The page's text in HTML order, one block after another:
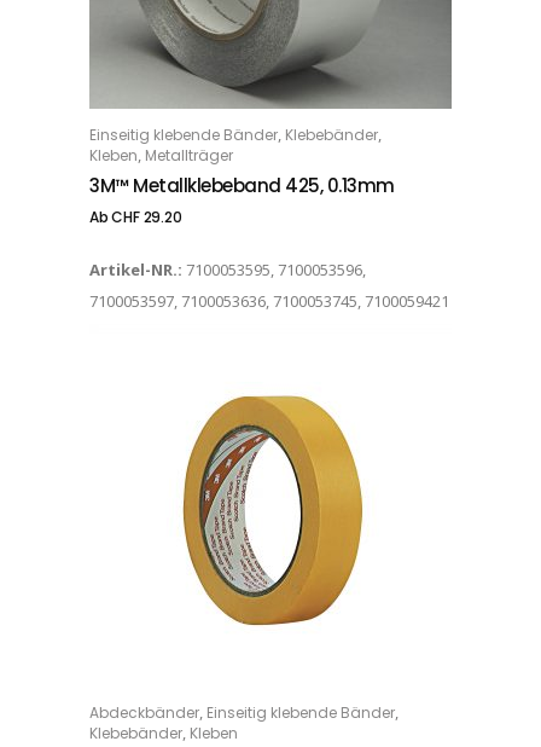
OPTIONS
Dieses Produkt weist mehrere Varianten auf. Die Optionen können auf der Produktseite gewählt werden
Einseitig klebende Bänder, Klebebänder,
Kleben, Metallträger
3M™ Metallklebeband 425, 0.13mm
AbCHF29.20
Artikel-NR.: 7100053595, 7100053596,
7100053597, 7100053636, 7100053745, 7100059421
OPTIONS
Abdeckbänder, Einseitig klebende Bänder,
Klebebänder, Kleben